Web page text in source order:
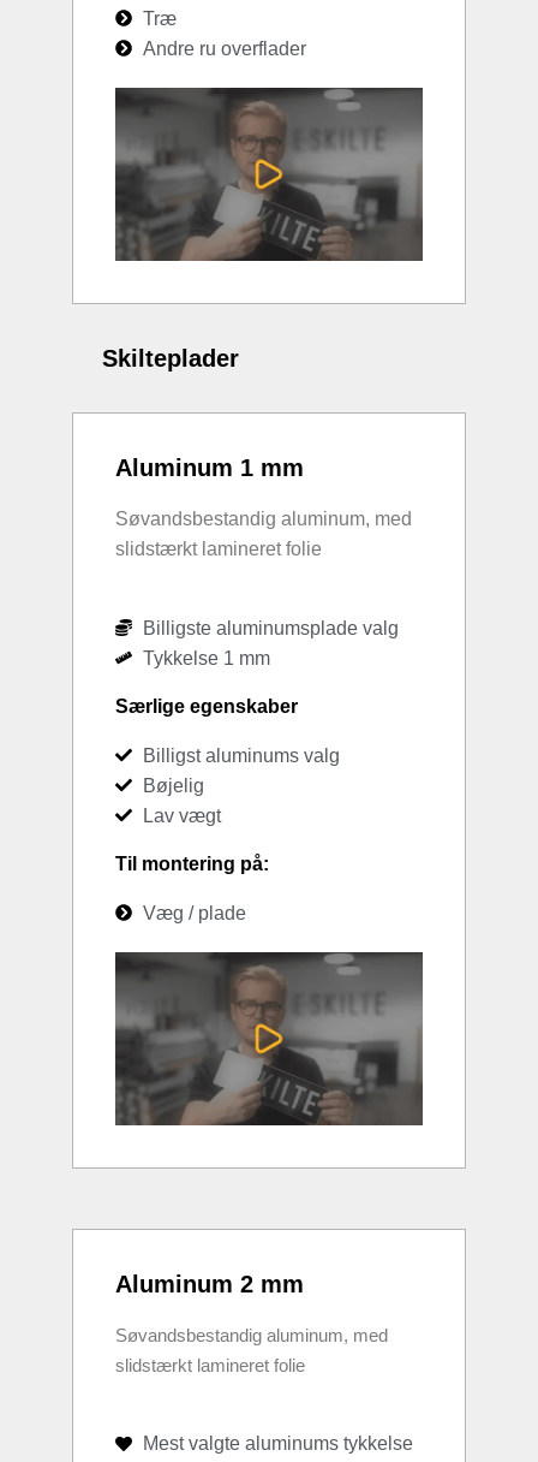
Træ
Andre ru overflader
Skilteplader
Aluminum 1 mm
Søvandsbestandig aluminum, med
slidstærkt lamineret folie
Billigste aluminumsplade valg
Tykkelse 1 mm
Særlige egenskaber
Billigst aluminums valg
Bøjelig
Lav vægt
Til montering på:
Væg / plade
Aluminum 2 mm
Søvandsbestandig aluminum, med
slidstærkt lamineret folie
Mest valgte aluminums tykkelse